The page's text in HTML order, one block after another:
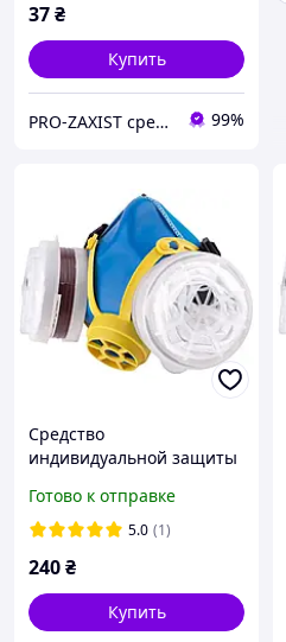
37₴
Купить
PRO-ZAXIST средства защиты для профессионалов. 99%
Средство
индивидуальной защиты
А1Р1 респиротор с
клапанами и комплектом
Готово к отправке
5.0 (1)
240₴
Купить